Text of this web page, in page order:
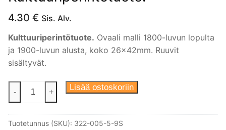
4.30 € Sis. Alv.
Kulttuuriperintötuote. Ovaali malli 1800-luvun lopulta
ja 1900-luvun alusta, koko 26x42mm. Ruuvit
sisältyvät.
Avainkilpi
wc-
- + Lisää ostoskoriin
Tuotetunnus (SKU): 322-005-5-9S